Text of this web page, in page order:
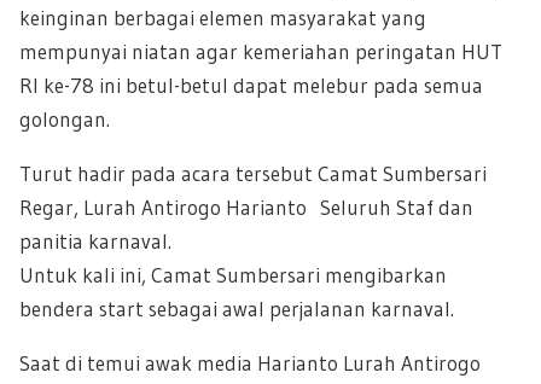
keinginan berbagai elemen masyarakat yang
mempunyai niatan agar kemeriahan peringatan HUT
RI ke-78 ini betul-betul dapat melebur pada semua
golongan.
Turut hadir pada acara tersebut Camat Sumbersari
Regar, Lurah Antirogo Harianto Seluruh Staf dan
panitia karnaval.
Untuk kali ini, Camat Sumbersari mengibarkan
bendera start sebagai awal perjalanan karnaval.
Saat di temui awak media Harianto Lurah Antirogo